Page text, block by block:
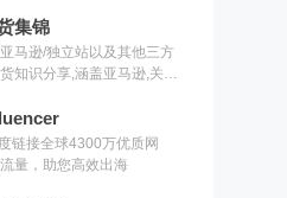
集锦
马逊/独立站以及其他三方
知识分享,涵盖亚马逊,关键
干货集锦,欢迎关注
链接全球4300万优质网
量，助您高效出海